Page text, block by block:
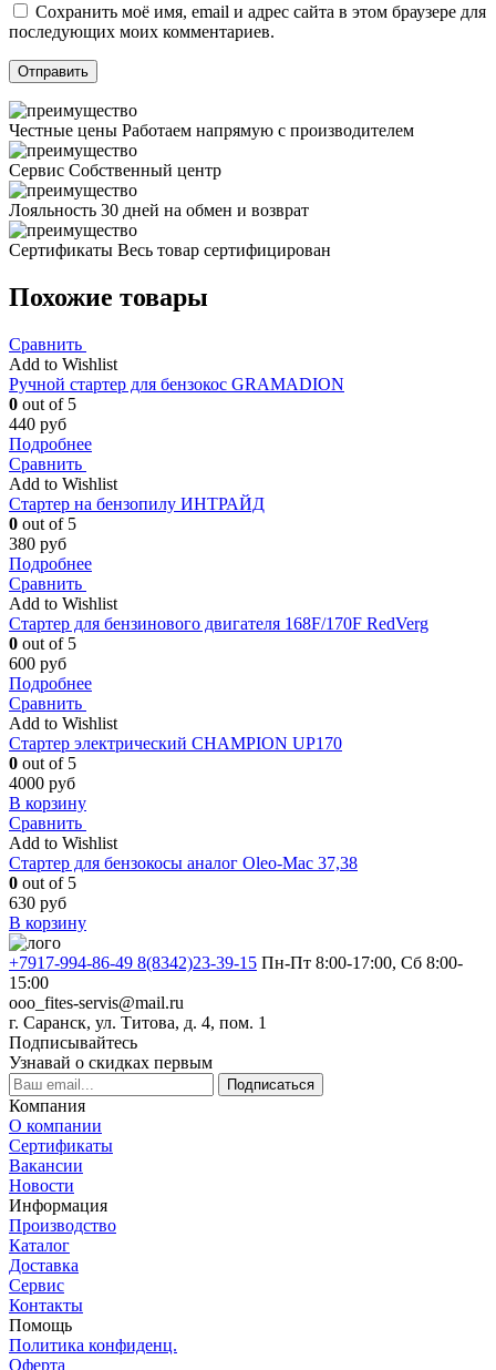
Сохранить моё имя, email и адрес сайта в этом браузере для
последующих моих комментариев.
Честные цены Работаем напрямую с производителем
Сервис Собственный центр
Лояльность 30 дней на обмен и возврат
Сертификаты Весь товар сертифицирован
Похожие товары
Сравнить
Add to Wishlist
Ручной стартер для бензокос GRAMADION
0 out of 5
440 руб
Подробнее
Сравнить
Add to Wishlist
Стартер на бензопилу ИНТРАЙД
0 out of 5
380 руб
Подробнее
Сравнить
Add to Wishlist
Стартер для бензинового двигателя 168F/170F RedVerg
0 out of 5
600 руб
Подробнее
Сравнить
Add to Wishlist
Стартер электрический CHAMPION UP170
0 out of 5
4000 руб
В корзину
Сравнить
Add to Wishlist
Стартер для бензокосы аналог Oleo-Mac 37,38
0 out of 5
630 руб
В корзину
+7917-994-86-49 8(8342)23-39-15 Пн-Пт 8:00-17:00, Сб 8:00-
15:00
ooo_fites-servis@mail.ru
г. Саранск, ул. Титова, д. 4, пом. 1
Подписывайтесь
Узнавай о скидках первым
Подписаться
Компания
О компании
Сертификаты
Вакансии
Новости
Информация
Производство
Каталог
Доставка
Сервис
Контакты
Помощь
Политика конфиденц.
Оферта